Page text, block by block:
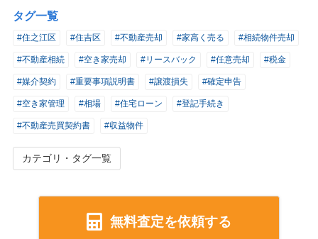
タグ一覧
#住之江区 #住吉区 #不動産売却 #家高く売る #相続物件売却
#不動産相続 #空き家売却 #リースバック #任意売却 #税金
#媒介契約 #重要事項説明書 #譲渡損失 #確定申告
#空き家管理 #相場 #住宅ローン #登記手続き
#不動産売買契約書 #収益物件
カテゴリ・タグ一覧
無料査定を依頼する